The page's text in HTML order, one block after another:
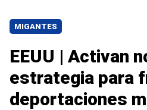
MIGANTES
EEUU | Activan
estrategia para
deportaciones